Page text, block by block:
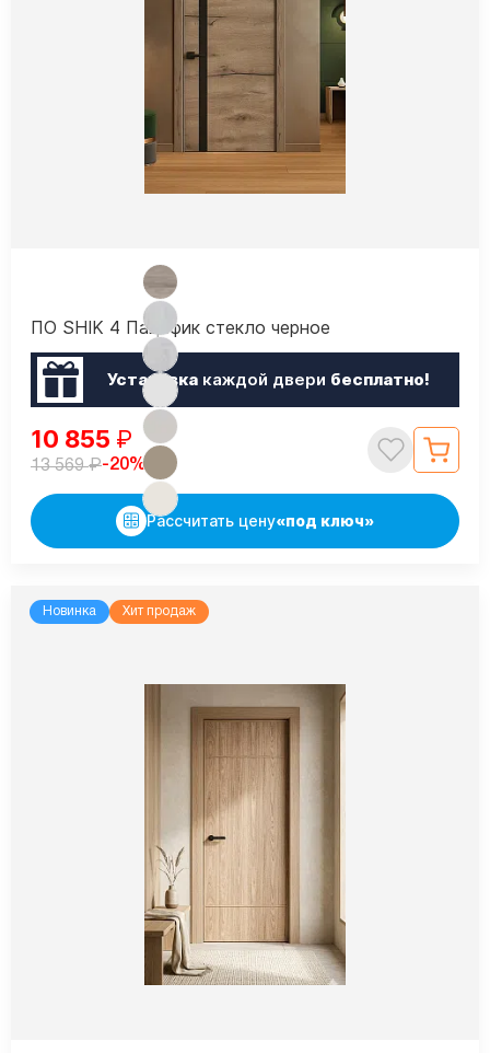
ПО SHIK 4 Пацифик стекло черное
Установкакаждой двери бесплатно!
10 855 ₽
13 569₽-20%
Рассчитать цену«под ключ»
Новинка Хит продаж